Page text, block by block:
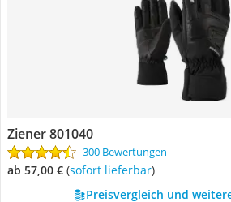
Ziener ‎801040
300 Bewertungen
ab 57,00 € ( Sofort lieferbar)
Preisvergleich und